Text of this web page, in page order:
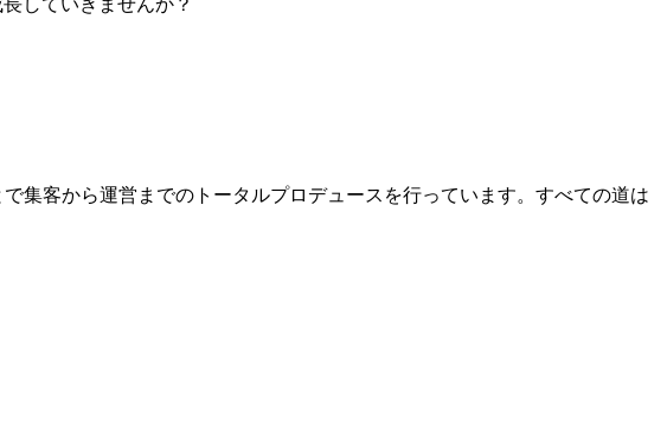
集客から運営までのトータルプロデュースを行っています。すべての道は